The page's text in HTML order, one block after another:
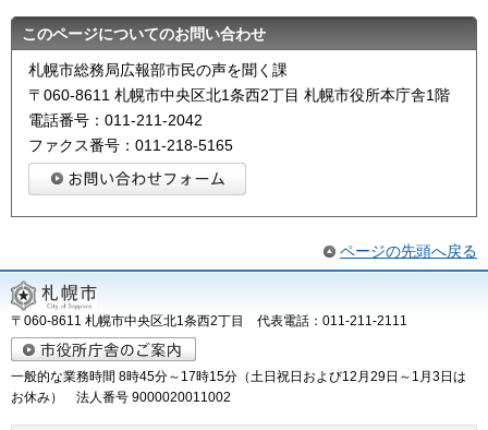
このページについてのお問い合わせ
札幌市総務局広報部市民の声を聞く課
〒060-8611 札幌市中央区北1条西2丁目 札幌市役所本庁舎1階
電話番号：011-211-2042
ファクス番号：011-218-5165
ページの先頭へ戻る
〒060-8611 札幌市中央区北1条西2丁目 代表電話：011-211-2111
一般的な業務時間 8時45分～17時15分（土日祝日および12月29日～1月3日は
お休み） 法人番号 9000020011002